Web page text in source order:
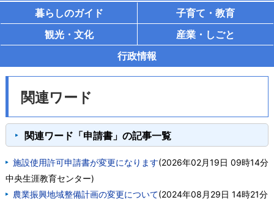
暮らしのガイド
子育て・教育
観光・文化
産業・しごと
行政情報
関連ワード
関連ワード「申請書」の記事一覧
施設使用許可申請書が変更になります(2026年02月19日 09時14分
中央生涯教育センター)
農業振興地域整備計画の変更について(2024年08月29日 14時21分